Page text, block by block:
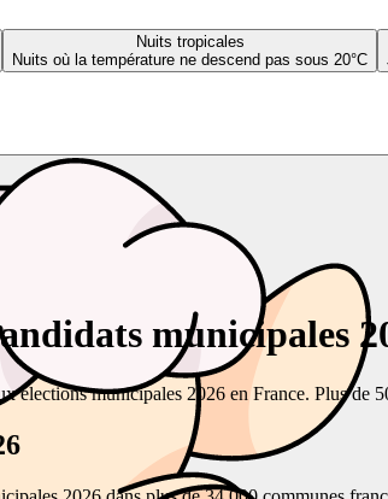
Nuits tropicales
Nuits où la température ne descend pas sous 20°C
municipales
élections municipales 2026 en France. Plus de